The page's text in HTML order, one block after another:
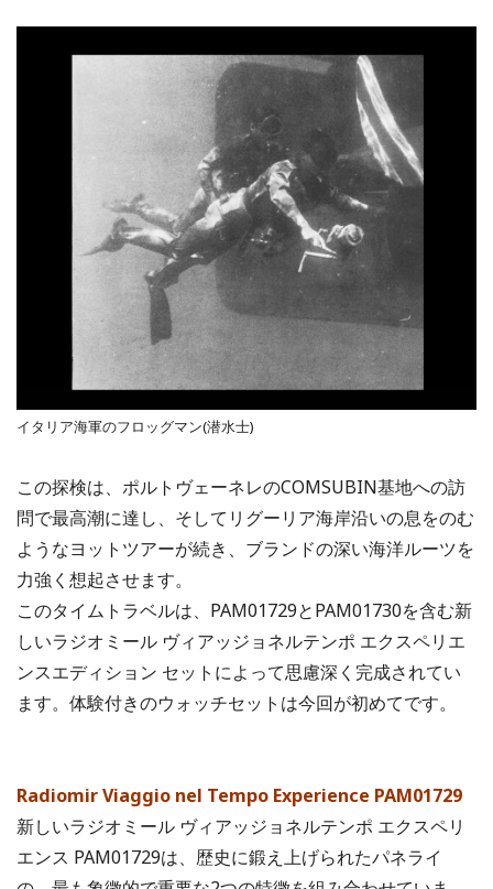
イタリア海軍のフロッグマン(潜水士)
この探検は、ポルトヴェーネレのCOMSUBIN基地への訪
問で最高潮に達し、そしてリグーリア海岸沿いの息をのむ
ようなヨットツアーが続き、ブランドの深い海洋ルーツを
力強く想起させます。
このタイムトラベルは、PAM01729とPAM01730を含む新
しいラジオミール ヴィアッジョネルテンポ エクスペリエ
ンスエディション セットによって思慮深く完成されてい
ます。体験付きのウォッチセットは今回が初めてです。
Radiomir Viaggio nel Tempo Experience PAM01729
新しいラジオミール ヴィアッジョネルテンポ エクスペリ
エンス PAM01729は、歴史に鍛え上げられたパネライ